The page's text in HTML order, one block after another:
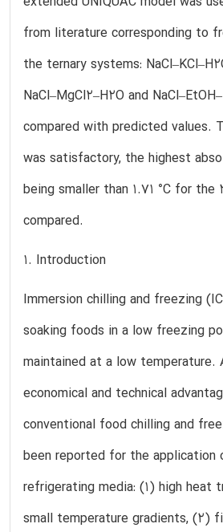
from literature corresponding to
the ternary systems:
NaCl–MgCl2–H2O and
compared with predicted values.
was satisfactory, the highest
being smaller than 1.71 °C for
compared.
1. Introduction
Immersion chilling and freezing
soaking foods in a low freezing
maintained at a low temperature.
economical and technical
conventional food chilling and
been reported for the application
refrigerating media: (1) high heat
small temperature gradients, (2)